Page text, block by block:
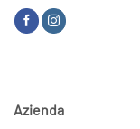
Azienda